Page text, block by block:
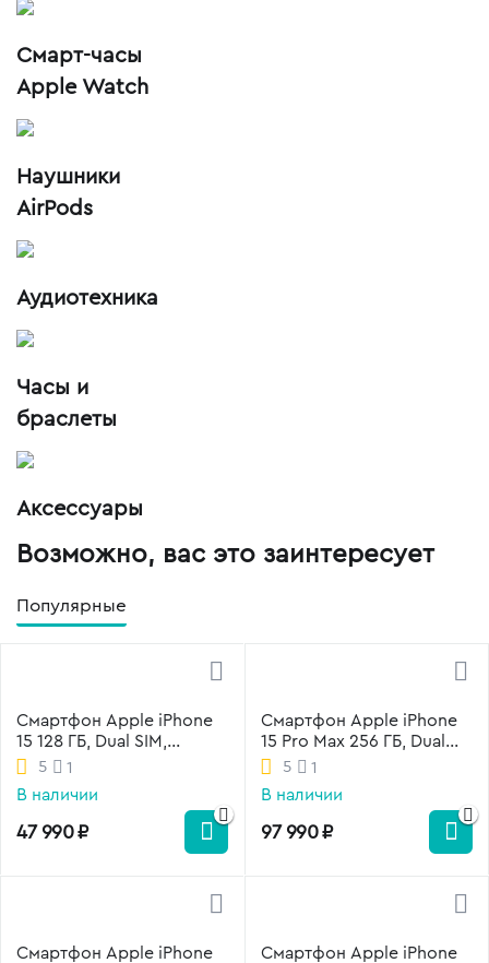
Смарт-часы
Apple Watch
Наушники
AirPods
Аудиотехника
Часы и
браслеты
Аксессуары
Возможно, вас это заинтересует
Популярные
Смартфон Apple iPhone
15 128 ГБ, Dual SIM,
черный
5 1
В наличии
47 990₽
Смартфон Apple iPhone
15 Pro Max 256 ГБ, Dual
SIM, натуральный титан
5 1
В наличии
97 990₽
Смартфон Apple iPhone
Смартфон Apple iPhone